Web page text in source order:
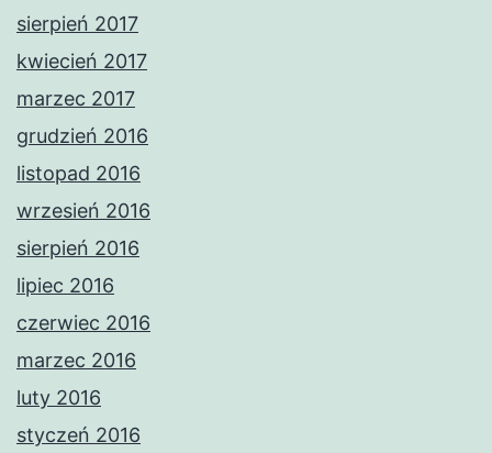
sierpień 2017
kwiecień 2017
marzec 2017
grudzień 2016
listopad 2016
wrzesień 2016
sierpień 2016
lipiec 2016
czerwiec 2016
marzec 2016
luty 2016
styczeń 2016